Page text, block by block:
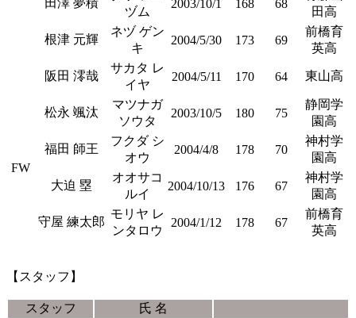
田澤 夢積
ヅム
2003/10/1 168 68
田高
根津 元輝
ネヅ ゲン
キ
2004/5/30 173 69
前橋育
英高
阪田 澪哉
サカタ レ
イヤ
2004/5/11 170 64 東山高
FW
松永 颯汰
マツナガ
ソウタ
2003/10/5 180 75
静岡学
園高
福田 師王
フクダ シ
オウ
2004/4/8 178 70
神村学
園高
大迫 塁
オオサコ
ルイ
2004/10/13 176 67
神村学
園高
守屋 練太郎
モリヤ レ
ンタロウ
2004/1/12 178 67
前橋育
英高
【スタッフ】
スタッフ
氏 名